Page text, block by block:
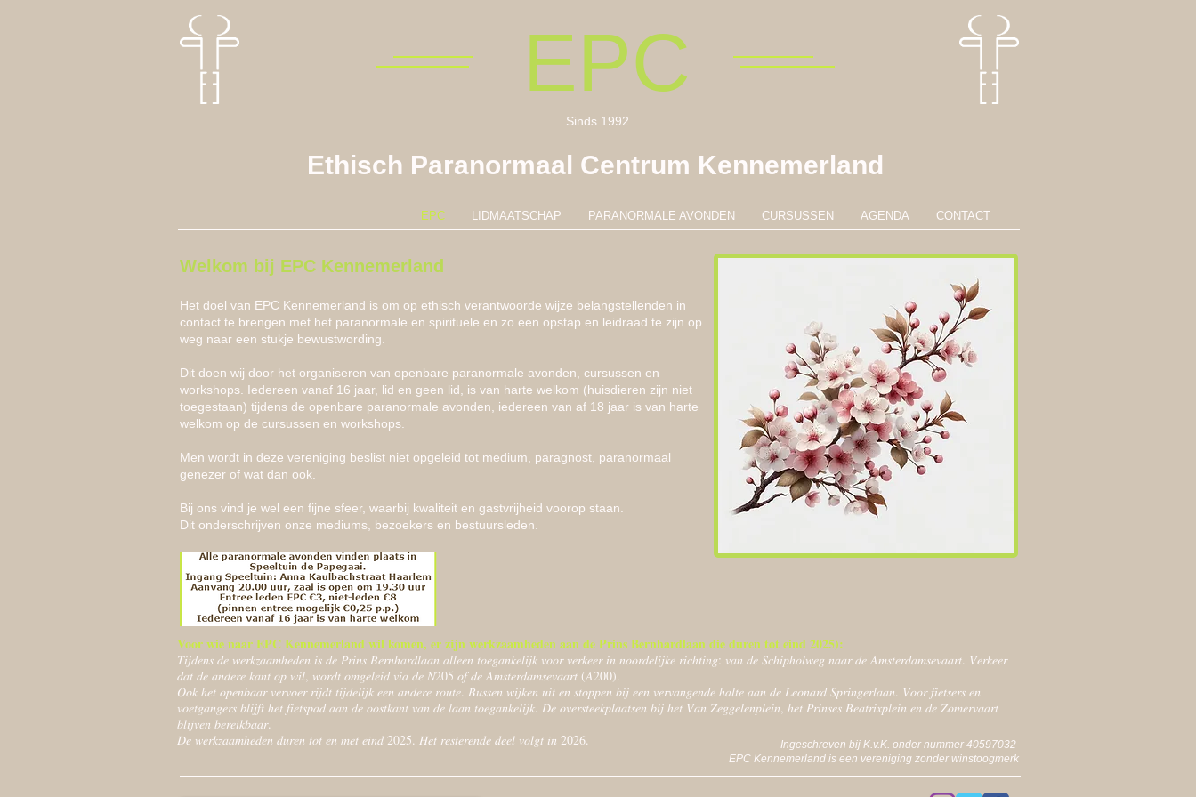
EPC
Sinds 1992
Ethisch Paranormaal Centrum Kennemerland
EPC LIDMAATSCHAP PARANORMALE AVONDEN CURSUSSEN AGENDA CONTACT
Welkom bij EPC Kennemerland
Het doel van EPC Kennemerland is om op ethisch verantwoorde wijze belangstellenden in
contact te brengen met het paranormale en spirituele en zo een opstap en leidraad te zijn op
weg naar een stukje bewustwording.
Dit doen wij door het organiseren van openbare paranormale avonden, cursussen en
workshops. Iedereen vanaf 16 jaar, lid en geen lid, is van harte welkom (huisdieren zijn niet
toegestaan) tijdens de openbare paranormale avonden, iedereen van af 18 jaar is van harte
welkom op de cursussen en workshops.
Men wordt in deze vereniging beslist niet opgeleid tot medium, paragnost, paranormaal
genezer of wat dan ook.
Bij ons vind je wel een fijne sfeer, waarbij kwaliteit en gastvrijheid voorop staan.
Dit onderschrijven onze mediums, bezoekers en bestuursleden.
Ingeschreven bij K.v.K. onder nummer 40597032
EPC Kennemerland is een vereniging zonder winstoogmerk
Voor wie naar EPC Kennemerland wil komen, er zijn werkzaamheden aan de Prins Bernhardlaan die duren tot eind 2025):
𝑇𝑖𝑗𝑑𝑒𝑛𝑠 𝑑𝑒 𝑤𝑒𝑟𝑘𝑧𝑎𝑎𝑚ℎ𝑒𝑑𝑒𝑛 𝑖𝑠 𝑑𝑒 𝑃𝑟𝑖𝑛𝑠 𝐵𝑒𝑟𝑛ℎ𝑎𝑟𝑑𝑙𝑎𝑎𝑛 𝑎𝑙𝑙𝑒𝑒𝑛 𝑡𝑜𝑒𝑔𝑎𝑛𝑘𝑒𝑙𝑖𝑗𝑘 𝑣𝑜𝑜𝑟 𝑣𝑒𝑟𝑘𝑒𝑒𝑟 𝑖𝑛 𝑛𝑜𝑜𝑟𝑑𝑒𝑙𝑖𝑗𝑘𝑒 𝑟𝑖𝑐ℎ𝑡𝑖𝑛𝑔: 𝑣𝑎𝑛 𝑑𝑒 𝑆𝑐ℎ𝑖𝑝ℎ𝑜𝑙𝑤𝑒𝑔 𝑛𝑎𝑎𝑟 𝑑𝑒 𝐴𝑚𝑠𝑡𝑒𝑟𝑑𝑎𝑚𝑠𝑒𝑣𝑎𝑎𝑟𝑡. 𝑉𝑒𝑟𝑘𝑒𝑒𝑟
𝑑𝑎𝑡 𝑑𝑒 𝑎𝑛𝑑𝑒𝑟𝑒 𝑘𝑎𝑛𝑡 𝑜𝑝 𝑤𝑖𝑙, 𝑤𝑜𝑟𝑑𝑡 𝑜𝑚𝑔𝑒𝑙𝑒𝑖𝑑 𝑣𝑖𝑎 𝑑𝑒 𝑁205 𝑜𝑓 𝑑𝑒 𝐴𝑚𝑠𝑡𝑒𝑟𝑑𝑎𝑚𝑠𝑒𝑣𝑎𝑎𝑟𝑡 (𝐴200).
𝑂𝑜𝑘 ℎ𝑒𝑡 𝑜𝑝𝑒𝑛𝑏𝑎𝑎𝑟 𝑣𝑒𝑟𝑣𝑜𝑒𝑟 𝑟𝑖𝑗𝑑𝑡 𝑡𝑖𝑗𝑑𝑒𝑙𝑖𝑗𝑘 𝑒𝑒𝑛 𝑎𝑛𝑑𝑒𝑟𝑒 𝑟𝑜𝑢𝑡𝑒. 𝐵𝑢𝑠𝑠𝑒𝑛 𝑤𝑖𝑗𝑘𝑒𝑛 𝑢𝑖𝑡 𝑒𝑛 𝑠𝑡𝑜𝑝𝑝𝑒𝑛 𝑏𝑖𝑗 𝑒𝑒𝑛 𝑣𝑒𝑟𝑣𝑎𝑛𝑔𝑒𝑛𝑑𝑒 ℎ𝑎𝑙𝑡𝑒 𝑎𝑎𝑛 𝑑𝑒 𝐿𝑒𝑜𝑛𝑎𝑟𝑑 𝑆𝑝𝑟𝑖𝑛𝑔𝑒𝑟𝑙𝑎𝑎𝑛. 𝑉𝑜𝑜𝑟 𝑓𝑖𝑒𝑡𝑠𝑒𝑟𝑠 𝑒𝑛
𝑣𝑜𝑒𝑡𝑔𝑎𝑛𝑔𝑒𝑟𝑠 𝑏𝑙𝑖𝑗𝑓𝑡 ℎ𝑒𝑡 𝑓𝑖𝑒𝑡𝑠𝑝𝑎𝑑 𝑎𝑎𝑛 𝑑𝑒 𝑜𝑜𝑠𝑡𝑘𝑎𝑛𝑡 𝑣𝑎𝑛 𝑑𝑒 𝑙𝑎𝑎𝑛 𝑡𝑜𝑒𝑔𝑎𝑛𝑘𝑒𝑙𝑖𝑗𝑘. 𝐷𝑒 𝑜𝑣𝑒𝑟𝑠𝑡𝑒𝑒𝑘𝑝𝑙𝑎𝑎𝑡𝑠𝑒𝑛 𝑏𝑖𝑗 ℎ𝑒𝑡 𝑉𝑎𝑛 𝑍𝑒𝑔𝑔𝑒𝑙𝑒𝑛𝑝𝑙𝑒𝑖𝑛, ℎ𝑒𝑡 𝑃𝑟𝑖𝑛𝑠𝑒𝑠 𝐵𝑒𝑎𝑡𝑟𝑖𝑥𝑝𝑙𝑒𝑖𝑛 𝑒𝑛 𝑑𝑒 𝑍𝑜𝑚𝑒𝑟𝑣𝑎𝑎𝑟𝑡
𝑏𝑙𝑖𝑗𝑣𝑒𝑛 𝑏𝑒𝑟𝑒𝑖𝑘𝑏𝑎𝑎𝑟.
𝐷𝑒 𝑤𝑒𝑟𝑘𝑧𝑎𝑎𝑚ℎ𝑒𝑑𝑒𝑛 𝑑𝑢𝑟𝑒𝑛 𝑡𝑜𝑡 𝑒𝑛 𝑚𝑒𝑡 𝑒𝑖𝑛𝑑 2025. 𝐻𝑒𝑡 𝑟𝑒𝑠𝑡𝑒𝑟𝑒𝑛𝑑𝑒 𝑑𝑒𝑒𝑙 𝑣𝑜𝑙𝑔𝑡 𝑖𝑛 2026.